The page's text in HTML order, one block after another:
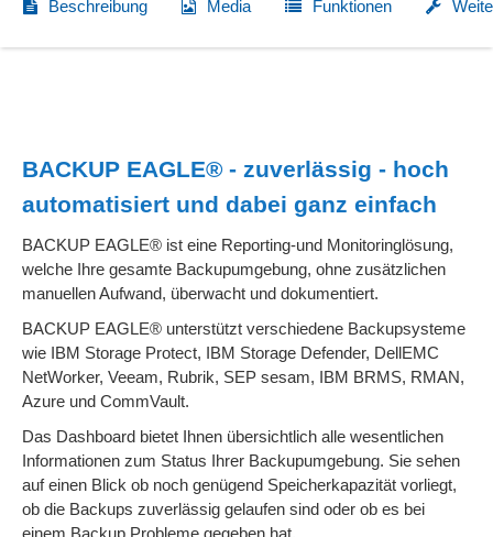
Beschreibung Media Funktionen
BACKUP EAGLE® - zuverlässig - hoch
automatisiert und dabei ganz einfach
BACKUP EAGLE® ist eine Reporting-und Monitoringlösung,
welche Ihre gesamte Backupumgebung, ohne zusätzlichen
manuellen Aufwand, überwacht und dokumentiert.
BACKUP EAGLE® unterstützt verschiedene Backupsysteme
wie IBM Storage Protect, IBM Storage Defender, DellEMC
NetWorker, Veeam, Rubrik, SEP sesam, IBM BRMS, RMAN,
Azure und CommVault.
Das Dashboard bietet Ihnen übersichtlich alle wesentlichen
Informationen zum Status Ihrer Backupumgebung. Sie sehen
auf einen Blick ob noch genügend Speicherkapazität vorliegt,
ob die Backups zuverlässig gelaufen sind oder ob es bei
einem Backup Probleme gegeben hat.